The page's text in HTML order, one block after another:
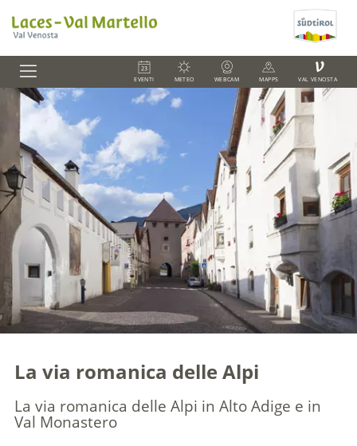
EVENTI METEO WEBCAM MAPPS
V
VAL VENOSTA
La via romanica delle Alpi
La via romanica delle Alpi in Alto Adige e in
Val Monastero